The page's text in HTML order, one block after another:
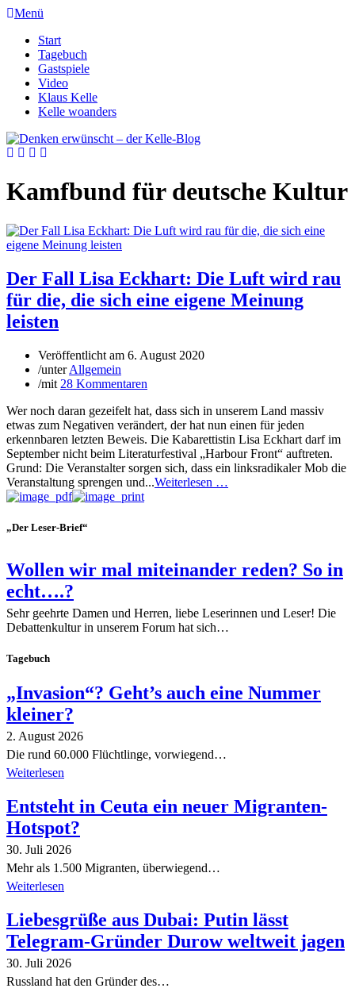
Menü
Start
Tagebuch
Gastspiele
Video
Klaus Kelle
Kelle woanders
Kamfbund für deutsche Kultur
Der Fall Lisa Eckhart: Die Luft wird rau
für die, die sich eine eigene Meinung
leisten
Veröffentlicht am 6. August 2020
/unterAllgemein
/mit 28 Kommentaren
Wer noch daran gezeifelt hat, dass sich in unserem Land massiv
etwas zum Negativen verändert, der hat nun einen für jeden
erkennbaren letzten Beweis. Die Kabarettistin Lisa Eckhart darf im
September nicht beim Literaturfestival „Harbour Front“ auftreten.
Grund: Die Veranstalter sorgen sich, dass ein linksradikaler Mob die
Veranstaltung sprengen und...Weiterlesen …
„Der Leser-Brief“
Wollen wir mal miteinander reden? So in
echt….?
Sehr geehrte Damen und Herren, liebe Leserinnen und Leser! Die
Debattenkultur in unserem Forum hat sich…
Tagebuch
„Invasion“? Geht’s auch eine Nummer
kleiner?
2. August 2026
Die rund 60.000 Flüchtlinge, vorwiegend…
Weiterlesen
Entsteht in Ceuta ein neuer Migranten-
Hotspot?
30. Juli 2026
Mehr als 1.500 Migranten, überwiegend…
Weiterlesen
Liebesgrüße aus Dubai: Putin lässt
Telegram-Gründer Durow weltweit jagen
30. Juli 2026
Russland hat den Gründer des…